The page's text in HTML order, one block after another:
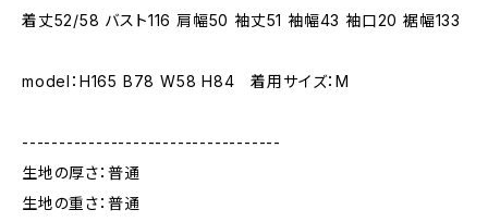
着丈52/58 バスト116 肩幅50 袖丈51 袖幅43 袖口20 裾幅133
model：H165 B78 W58 H84 着用サイズ：M
-----------------------------------
生地の厚さ：普通
生地の重さ：普通